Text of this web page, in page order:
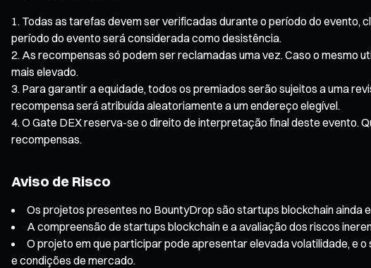
Todas as tarefas devem ser verificadas durante o período do
período do evento será considerada como desistência.
As recompensas só podem ser reclamadas uma vez. Caso o
mais elevado.
Para garantir a equidade, todos os premiados serão sujeitos a uma
recompensa será atribuída aleatoriamente a um endereço elegível.
O Gate DEX reserva-se o direito de interpretação final deste evento.
recompensas.
Aviso de Risco
Os projetos presentes no BountyDrop são startups blockchain
A compreensão de startups blockchain e a avaliação dos riscos
O projeto em que participar pode apresentar elevada volatilidade, e
e condições de mercado.